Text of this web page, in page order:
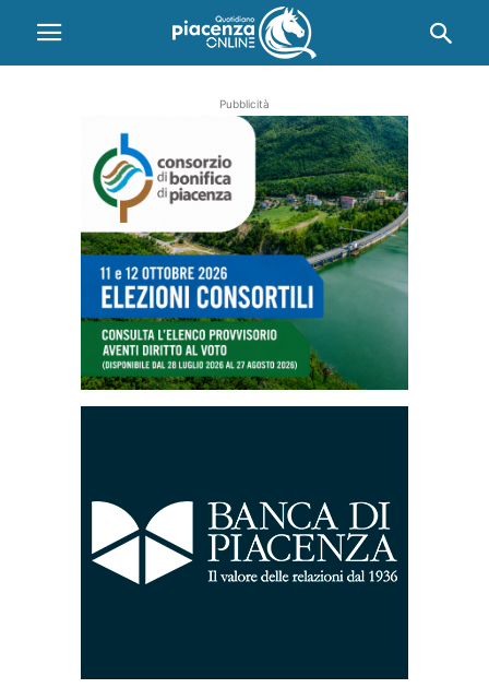
Pubblicità